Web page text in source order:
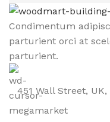
Condimentum
parturient orci at
parturient.
451 Wall Street,